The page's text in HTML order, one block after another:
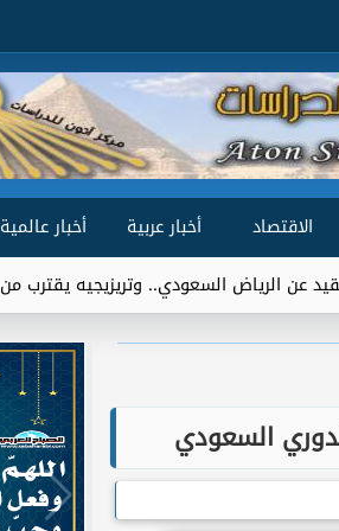
الاقتصاد أخبار عربية أخبار عالمية
وتريزيجيه يقترب من الإعلان الرسمي
السعودي